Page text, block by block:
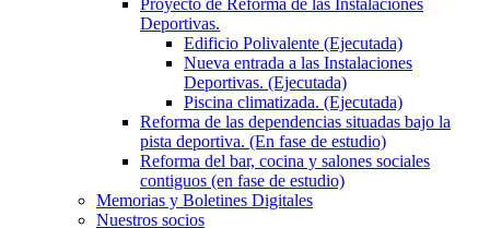
Proyecto de Reforma de las Instalaciones
Deportivas.
Edificio Polivalente (Ejecutada)
Nueva entrada a las Instalaciones
Deportivas. (Ejecutada)
Piscina climatizada. (Ejecutada)
Reforma de las dependencias situadas bajo la
pista deportiva. (En fase de estudio)
Reforma del bar, cocina y salones sociales
contiguos (en fase de estudio)
Memorias y Boletines Digitales
Nuestros socios